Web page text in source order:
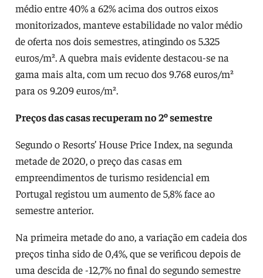
médio entre 40% a 62% acima dos outros eixos
monitorizados, manteve estabilidade no valor médio
de oferta nos dois semestres, atingindo os 5.325
euros/m². A quebra mais evidente destacou-se na
gama mais alta, com um recuo dos 9.768 euros/m²
para os 9.209 euros/m².
Preços das casas recuperam no 2º semestre
Segundo o Resorts’ House Price Index, na segunda
metade de 2020, o preço das casas em
empreendimentos de turismo residencial em
Portugal registou um aumento de 5,8% face ao
semestre anterior.
Na primeira metade do ano, a variação em cadeia dos
preços tinha sido de 0,4%, que se verificou depois de
uma descida de -12,7% no final do segundo semestre